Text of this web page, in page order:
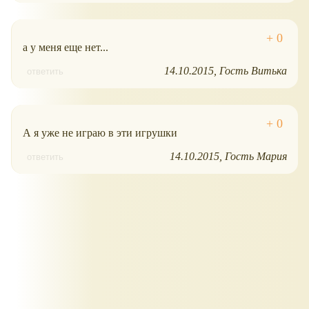
а у меня еще нет...
ответить 14.10.2015 Гость Витька
А я уже не играю в эти игрушки
ответить 14.10.2015 Гость Мария